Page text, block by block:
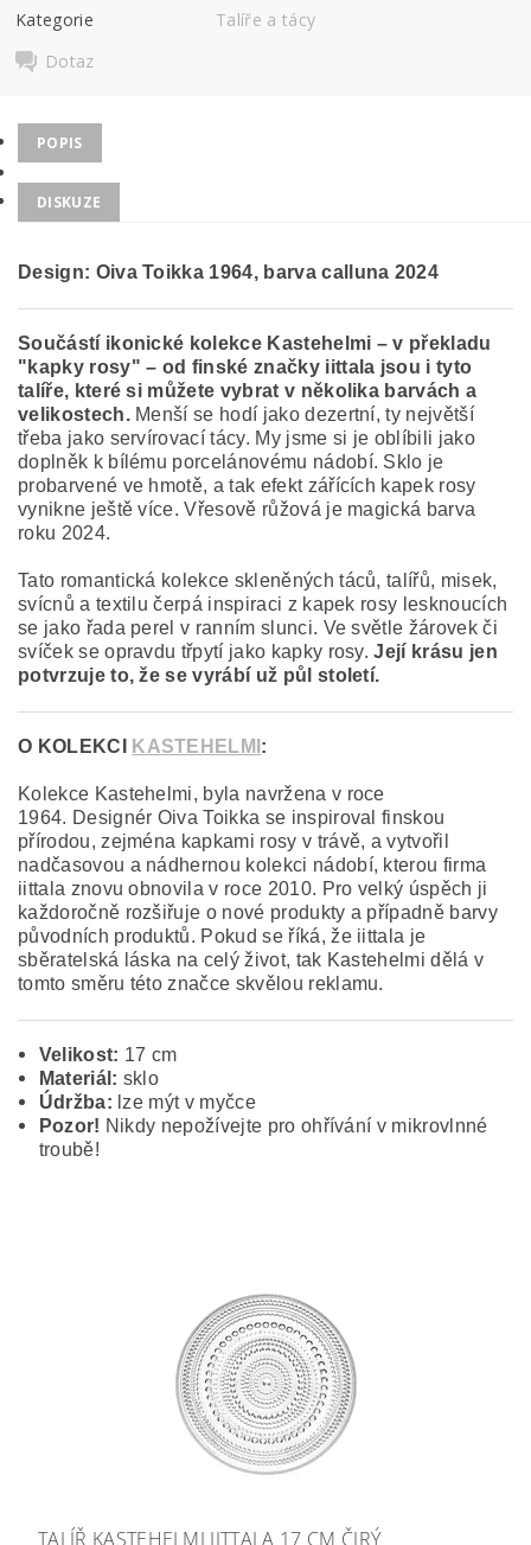
Kategorie
Talíře a tácy
Dotaz
POPIS
DISKUZE
Design: Oiva Toikka 1964, barva calluna 2024
Součástí ikonické kolekce Kastehelmi – v překladu
"kapky rosy" – od finské značky iittala jsou i tyto
talíře, které si můžete vybrat v několika barvách a
velikostech.Menší se hodí jako dezertní, ty největší
třeba jako servírovací tácy. My jsme si je oblíbili jako
doplněk k bílému porcelánovému nádobí. Sklo je
probarvené ve hmotě, a tak efekt zářících kapek rosy
vynikne ještě více. Vřesově růžová je magická barva
roku 2024.
Tato romantická kolekce skleněných táců, talířů, misek,
svícnů a textilu čerpá inspiraci z kapek rosy lesknoucích
se jako řada perel v ranním slunci. Ve světle žárovek či
svíček se opravdu třpytí jako kapky rosy.Její krásu jen
potvrzuje to, že se vyrábí už půl století.
O KOLEKCI KASTEHELMI :
Kolekce Kastehelmi, byla navržena v roce
1964. Designér Oiva Toikka se inspiroval finskou
přírodou, zejména kapkami rosy v trávě, a vytvořil
nadčasovou a nádhernou kolekci nádobí, kterou firma
iittala znovu obnovila v roce 2010. Pro velký úspěch ji
každoročně rozšiřuje o nové produkty a případně barvy
původních produktů. Pokud se říká, že iittala je
sběratelská láska na celý život, tak Kastehelmi dělá v
tomto směru této značce skvělou reklamu.
Velikost: 17 cm
Materiál: sklo
Údržba: lze mýt v myčce
Pozor! Nikdy nepožívejte pro ohřívání v mikrovlnné
troubě!
TALÍŘ KASTEHELMI IITTALA 17 CM ČIRÝ